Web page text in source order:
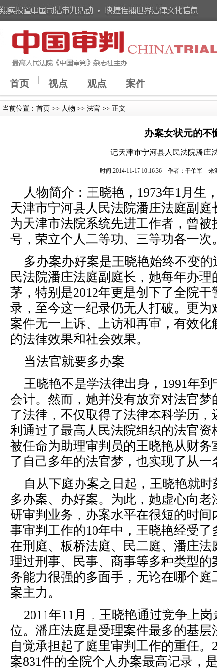
首页 视点 观点 案件
当前位置： 首页 >> 人物 >> 法官 >> 正文
办案女状元的不
记天津市宁河县人民法院潘庄
时间:2014-11-17 10:16:36 作者：于伯军 来
人物简介：王晓艳，1973年1月生
天津市宁河县人民法院潘庄法庭副庭
为天津市法院系统先进工作者，曾
号，荣立个人二等功、三等功各一次
多办案办好案是王晓艳始终不变
民法院潘庄法庭副庭长，她每年办
茅，特别是2012年更是创下了全院
录，至今这一纪录仍无人打破。更
案件无一上诉、上访和再审，有效
的法律效果和社会效果。
当法官就要多办案
王晓艳不是学法律出身，1991年
会计。然而，她并没有放弃对法官
了法律，不仅取得了法律本科学历，
利通过了最高人民法院组织的法官资
被任命为助理审判员的王晓艳从财
了自己多年的法官梦，也实现了从
自从下庭办案之日起，王晓艳就
多办案、办好案。为此，她虚心向
研审判业务，办案水平在很短的时
事审判工作的10年中，王晓艳经受
在刑庭、板桥法庭、民二庭、潘庄
理过刑事、民事、商事等多种类型
务能力很强的多面手，无论在哪个
案主力。
2011年11月，王晓艳通过竞争上
位。潘庄法庭是受理案件最多的基
自觉承担起了庭里审判工作的重任。
案831件的全院个人办案最高记录，